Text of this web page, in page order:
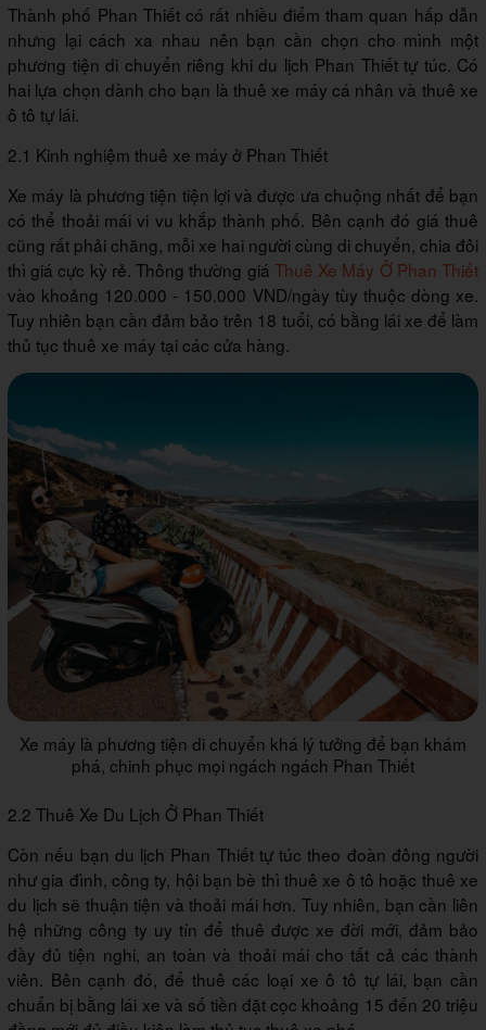
Thành phố Phan Thiết có rất nhiều điểm tham quan hấp dẫn
nhưng lại cách xa nhau nên bạn cần chọn cho mình một
phương tiện di chuyển riêng khi du lịch Phan Thiết tự túc. Có
hai lựa chọn dành cho bạn là thuê xe máy cá nhân và thuê xe
ô tô tự lái.
2.1 Kinh nghiệm thuê xe máy ở Phan Thiết
Xe máy là phương tiện tiện lợi và được ưa chuộng nhất để bạn
có thể thoải mái vi vu khắp thành phố. Bên cạnh đó giá thuê
cũng rất phải chăng, mỗi xe hai người cùng di chuyển, chia đôi
thì giá cực kỳ rẻ. Thông thường giá Thuê Xe Máy Ở Phan Thiết
vào khoảng 120.000 - 150.000 VND/ngày tùy thuộc dòng xe.
Tuy nhiên bạn cần đảm bảo trên 18 tuổi, có bằng lái xe để làm
thủ tục thuê xe máy tại các cửa hàng.
Xe máy là phương tiện di chuyển khá lý tưởng để bạn khám
phá, chinh phục mọi ngách ngách Phan Thiết
2.2 Thuê Xe Du Lịch Ở Phan Thiết
Còn nếu bạn du lịch Phan Thiết tự túc theo đoàn đông người
như gia đình, công ty, hội bạn bè thì thuê xe ô tô hoặc thuê xe
du lịch sẽ thuận tiện và thoải mái hơn. Tuy nhiên, bạn cần liên
hệ những công ty uy tín để thuê được xe đời mới, đảm bảo
đầy đủ tiện nghi, an toàn và thoải mái cho tất cả các thành
viên. Bên cạnh đó, để thuê các loại xe ô tô tự lái, bạn cần
chuẩn bị bằng lái xe và số tiền đặt cọc khoảng 15 đến 20 triệu